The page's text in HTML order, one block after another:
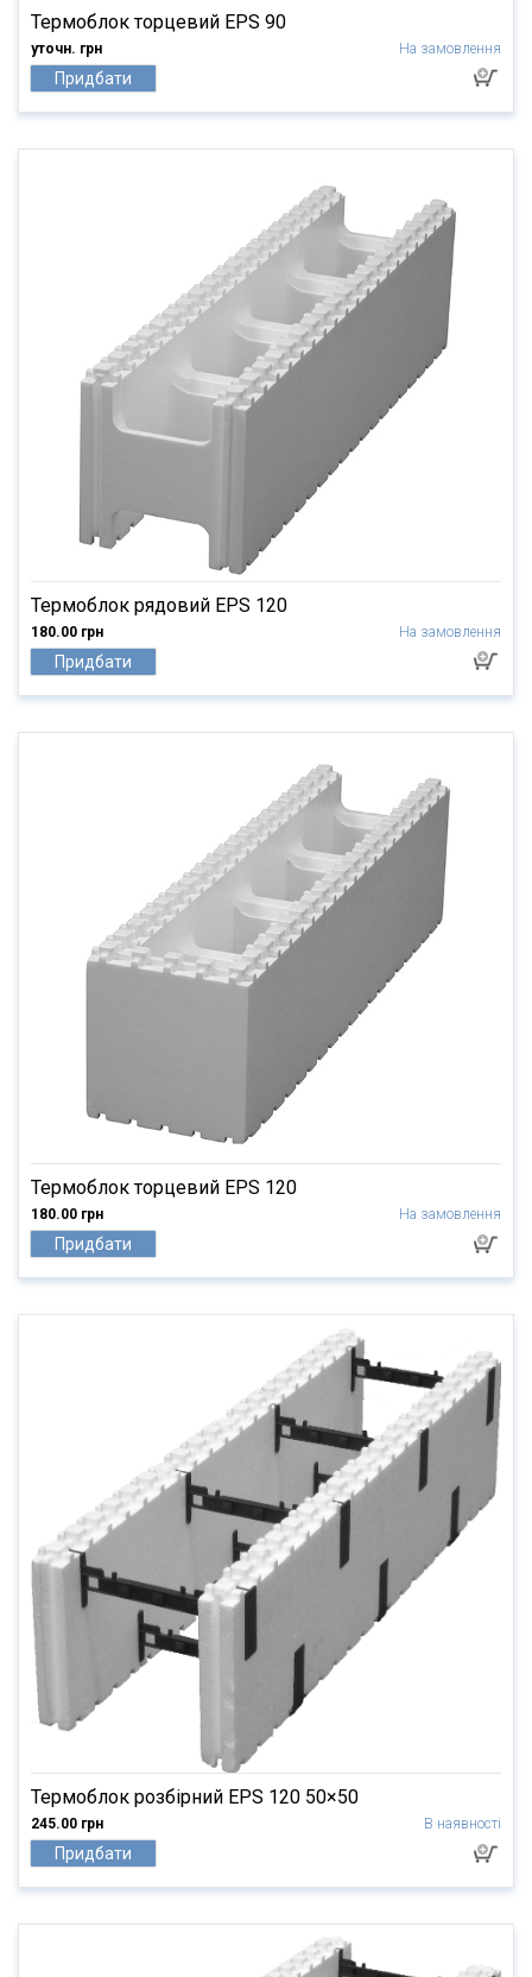
Термоблок торцевий EPS 90
уточн. грн На замовлення
Придбати
Термоблок рядовий EPS 120
180.00 грн На замовлення
Придбати
Термоблок торцевий EPS 120
180.00 грн На замовлення
Придбати
Термоблок розбірний EPS 120 50×50
245.00 грн В наявності
Придбати